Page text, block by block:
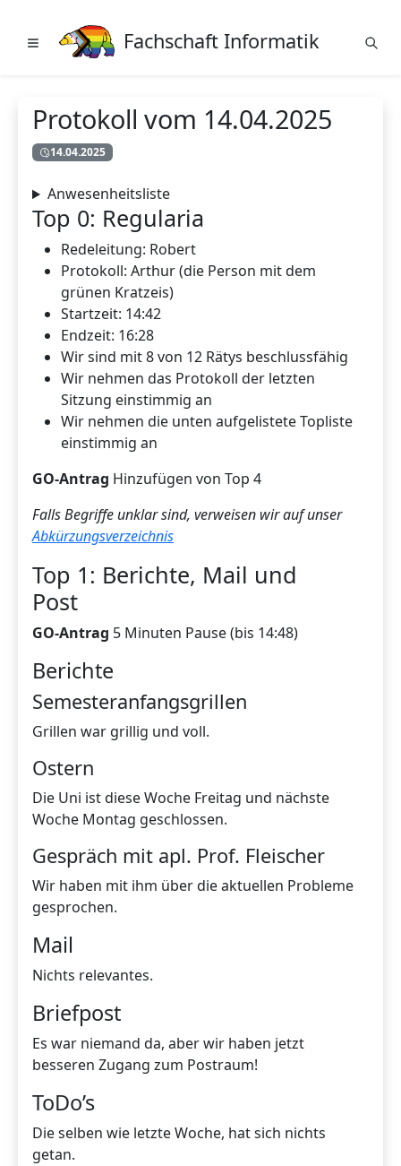
Fachschaft Informatik
Protokoll vom 14.04.2025
14.04.2025
Anwesenheitsliste
Top 0: Regularia
Redeleitung: Robert
Protokoll: Arthur (die Person mit dem
grünen Kratzeis)
Startzeit: 14:42
Endzeit: 16:28
Wir sind mit 8 von 12 Rätys beschlussfähig
Wir nehmen das Protokoll der letzten
Sitzung einstimmig an
Wir nehmen die unten aufgelistete Topliste
einstimmig an
GO-Antrag Hinzufügen von Top 4
Falls Begriffe unklar sind, verweisen wir auf unser
Abkürzungsverzeichnis
Top 1: Berichte, Mail und
Post
GO-Antrag 5 Minuten Pause (bis 14:48)
Berichte
Semesteranfangsgrillen
Grillen war grillig und voll.
Ostern
Die Uni ist diese Woche Freitag und nächste
Woche Montag geschlossen.
Gespräch mit apl. Prof. Fleischer
Wir haben mit ihm über die aktuellen Probleme
gesprochen.
Mail
Nichts relevantes.
Briefpost
Es war niemand da, aber wir haben jetzt
besseren Zugang zum Postraum!
ToDo’s
Die selben wie letzte Woche, hat sich nichts
getan.